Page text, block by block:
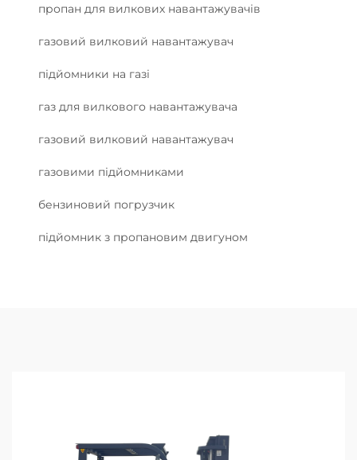
пропан для вилкових навантажувачів
газовий вилковий навантажувач
підйомники на газі
газ для вилкового навантажувача
газовий вилковий навантажувач
газовими підйомниками
бензиновий погрузчик
підйомник з пропановим двигуном